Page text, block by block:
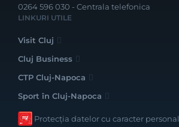
0264 596 030 - Centrala telefonica
LINKURI UTILE
Visit Cluj
Cluj Business
CTP Cluj-Napoca
Sport în Cluj-Napoca
Protecția datelor cu caracter personal